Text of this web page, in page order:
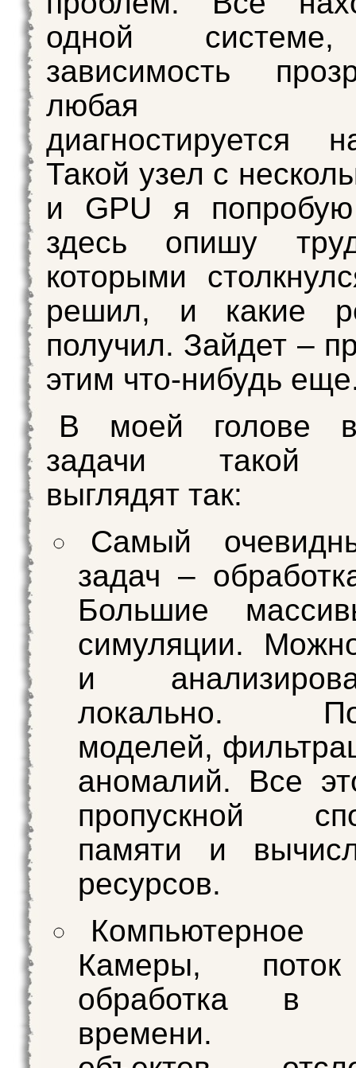
одной
зависимость
любая
диагностируется
Такой узел с
и GPU я попробую
здесь опишу
которыми
решил, и какие
получил. Зайдет –
этим что-нибудь
В моей голове
задачи такой
выглядят так:
Самый
задач –
Большие
симуляции.
и
локально.
моделей,
аномалий. Все
пропускной
памяти и
ресурсов.
Камеры,
обработка в
времени.